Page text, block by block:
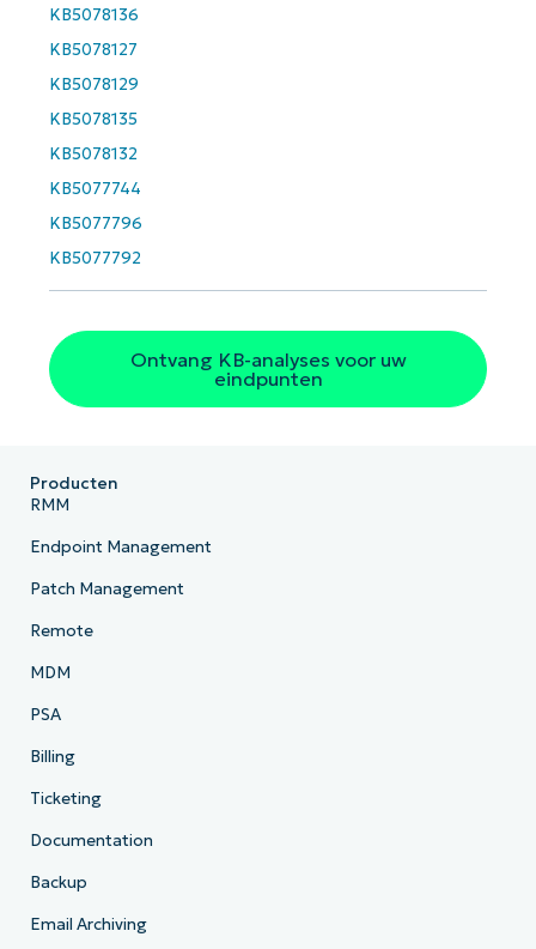
KB5078136
KB5078127
KB5078129
KB5078135
KB5078132
KB5077744
KB5077796
KB5077792
Ontvang KB-analyses voor uw
eindpunten
email*
Phone
number*
Land
Company
Producten
RMM
Endpoint Management
Patch Management
Remote
MDM
PSA
Billing
Ticketing
Documentation
Backup
Email Archiving